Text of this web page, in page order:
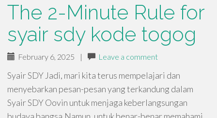
The 2-Minute Rule for
syair sdy kode togog
February 6, 2025 | Leave a comment
Syair SDY Jadi, mari kita terus mempelajari dan
menyebarkan pesan-pesan yang terkandung dalam
Syair SDY Oovin untuk menjaga keberlangsungan